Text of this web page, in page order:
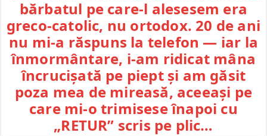
bărbatul pe care-l alesesem era
greco-catolic, nu ortodox. 20 de ani
nu mi-a răspuns la telefon — iar la
înmormântare, i-am ridicat mâna
încrucișată pe piept și am găsit
poza mea de mireasă, aceeași pe
care mi-o trimisese înapoi cu
„RETUR” scris pe plic…